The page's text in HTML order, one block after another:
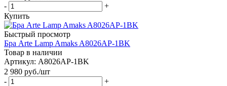
-
+
Купить
Быстрый просмотр
Бра Arte Lamp Amaks A8026AP-1BK
Товар в наличии
Артикул: A8026AP-1BK
2 980 руб./шт
-
+